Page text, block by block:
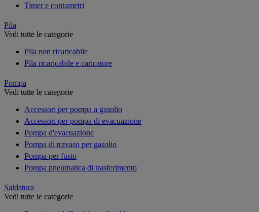
Timer e contametri
Pila
Vedi tutte le categorie
Pila non ricaricabile
Pila ricaricabile e caricatore
Pompa
Vedi tutte le categorie
Accessori per pompa a gasolio
Accessori per pompa di evacuazione
Pompa d'evacuazione
Pompa di travaso per gasolio
Pompa per fusto
Pompa pneumatica di trasferimento
Saldatura
Vedi tutte le categorie